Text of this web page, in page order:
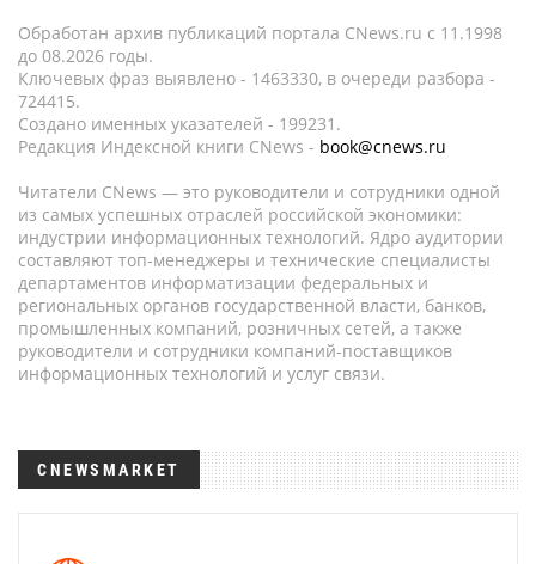
Обработан архив публикаций портала CNews.ru c 11.1998
до 08.2026 годы.
Ключевых фраз выявлено - 1463330, в очереди разбора -
724415.
Создано именных указателей - 199231.
Редакция Индексной книги CNews - book@cnews.ru
Читатели CNews — это руководители и сотрудники одной
из самых успешных отраслей российской экономики:
индустрии информационных технологий. Ядро аудитории
составляют топ-менеджеры и технические специалисты
департаментов информатизации федеральных и
региональных органов государственной власти, банков,
промышленных компаний, розничных сетей, а также
руководители и сотрудники компаний-поставщиков
информационных технологий и услуг связи.
CNEWSMARKET